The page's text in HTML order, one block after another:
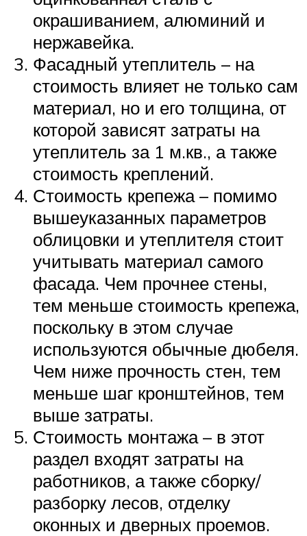
окрашиванием, алюминий и
нержавейка.
Фасадный утеплитель – на
стоимость влияет не только сам
материал, но и его толщина, от
которой зависят затраты на
утеплитель за 1 м.кв., а также
стоимость креплений.
Стоимость крепежа – помимо
вышеуказанных параметров
облицовки и утеплителя стоит
учитывать материал самого
фасада. Чем прочнее стены,
тем меньше стоимость крепежа,
поскольку в этом случае
используются обычные дюбеля.
Чем ниже прочность стен, тем
меньше шаг кронштейнов, тем
выше затраты.
Стоимость монтажа – в этот
раздел входят затраты на
работников, а также сборку/
разборку лесов, отделку
оконных и дверных проемов.